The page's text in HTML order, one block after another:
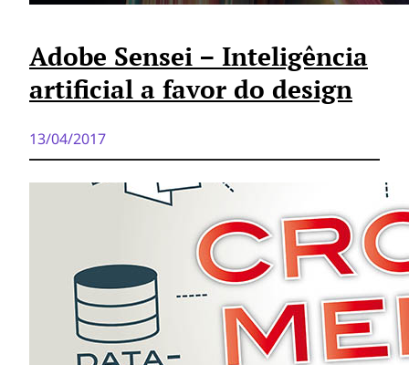
Adobe Sensei – Inteligência
artificial a favor do design
13/04/2017